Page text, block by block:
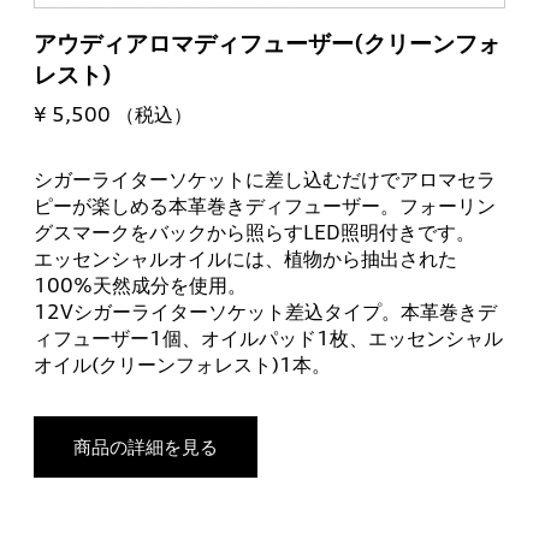
アウディアロマディフューザー(クリーンフォ
レスト)
¥ 5,500 （税込）
シガーライターソケットに差し込むだけでアロマセラ
ピーが楽しめる本革巻きディフューザー。フォーリン
グスマークをバックから照らすLED照明付きです。
エッセンシャルオイルには、植物から抽出された
100%天然成分を使用。
12Vシガーライターソケット差込タイプ。本革巻きデ
ィフューザー1個、オイルパッド1枚、エッセンシャル
オイル(クリーンフォレスト)1本。
商品の詳細を見る